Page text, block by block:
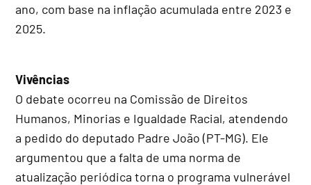
ano, com base na inflação acumulada entre 2023 e
2025.
Vivências
O debate ocorreu na Comissão de Direitos
Humanos, Minorias e Igualdade Racial, atendendo
a pedido do deputado Padre João (PT-MG). Ele
argumentou que a falta de uma norma de
atualização periódica torna o programa vulnerável